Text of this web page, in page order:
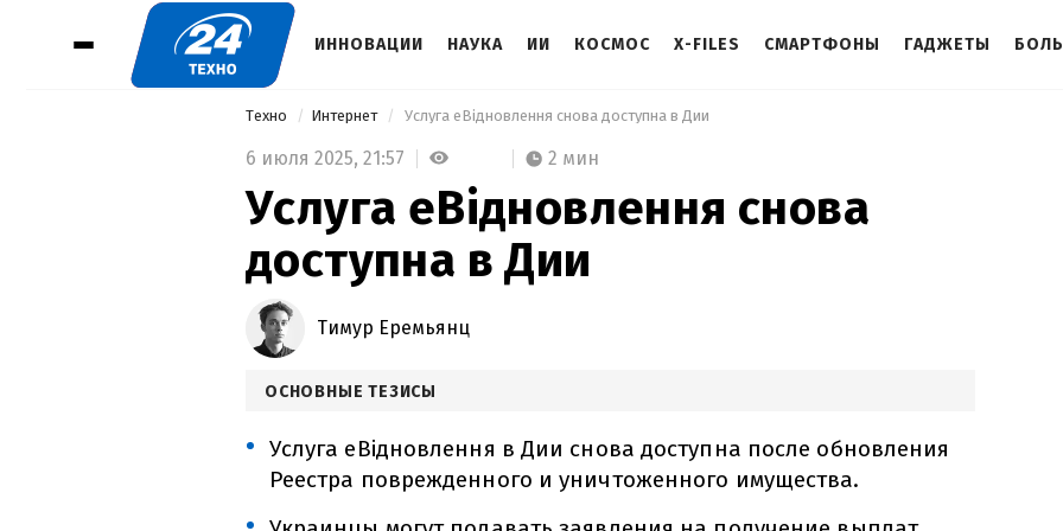
ИННОВАЦИИ НАУКА ИИ КОСМОС X-FILES СМАРТФОНЫ ГАДЖЕТЫ
Техно Интернет Услуга еВідновлення снова доступна в Дии
6 июля 2025, 21:57 2 мин
Услуга еВідновлення снова
доступна в Дии
Тимур Еремьянц
ОСНОВНЫЕ ТЕЗИСЫ
Услуга еВідновлення в Дии снова доступна после обновления
Реестра поврежденного и уничтоженного имущества.